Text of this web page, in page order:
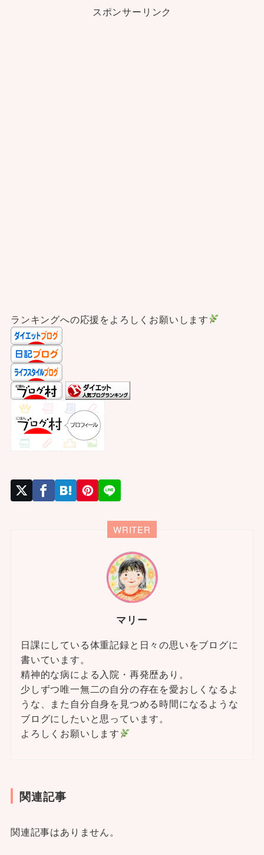
スポンサーリンク
ランキングへの応援をよろしくお願いします
WRITER
マリー
日課にしている体重記録と日々の思いをブログに
書いています。
精神的な病による入院・再発歴あり。
少しずつ唯一無二の自分の存在を愛おしくなるよ
うな、また自分自身を見つめる時間になるような
ブログにしたいと思っています。
よろしくお願いします
関連記事
関連記事はありません。